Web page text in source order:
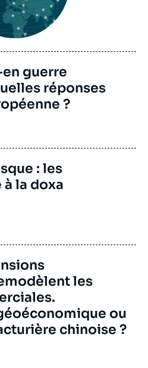
en guerre
réponses
?
: les
la doxa
les
ou
chinoise ?